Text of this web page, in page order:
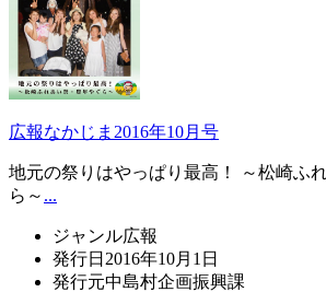
広報なかじま2016年10月号
地元の祭りはやっぱり最高！ ～松崎ふ
ら～ ...
ジャンル広報
発行日 2016年10月1日
発行元中島村企画振興課